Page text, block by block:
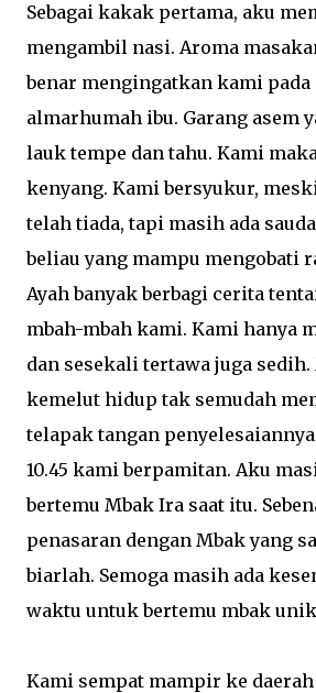
Sebagai kakak pertama, aku
mengambil nasi. Aroma
benar mengingatkan kami pada
almarhumah ibu. Garang asem
lauk tempe dan tahu. Kami
kenyang. Kami bersyukur,
telah tiada, tapi masih ada
beliau yang mampu mengobati
Ayah banyak berbagi cerita
mbah-mbah kami. Kami hanya
dan sesekali tertawa juga sedih.
kemelut hidup tak semudah
telapak tangan
10.45 kami berpamitan. Aku
bertemu Mbak Ira saat itu.
penasaran dengan Mbak yang
biarlah. Semoga masih ada
waktu untuk bertemu mbak
Kami sempat mampir ke daerah